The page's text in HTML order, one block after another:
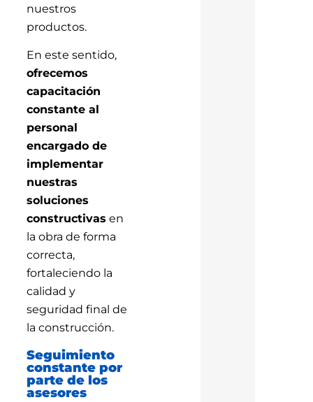
nuestros
productos.
En este sentido,
ofrecemos
capacitación
constante al
personal
encargado de
implementar
nuestras
soluciones
constructivas en
la obra de forma
correcta,
fortaleciendo la
calidad y
seguridad final de
la construcción.
Seguimiento
constante por
parte de los
asesores